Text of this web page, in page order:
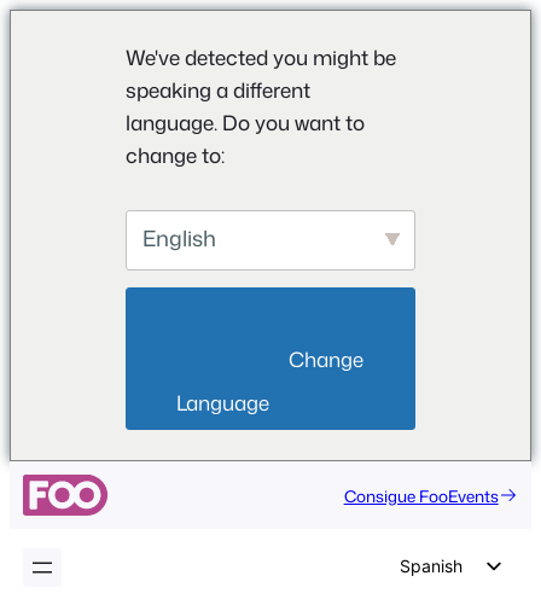
We've detected you might be
speaking a different
language. Do you want to
change to:
English
Language
Saltar
Consigue FooEvents
Spanish